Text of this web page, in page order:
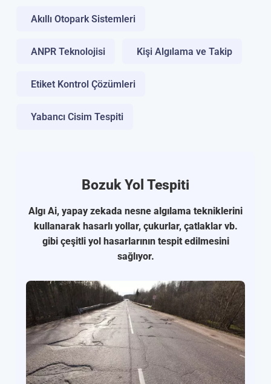
Akıllı Otopark Sistemleri
ANPR Teknolojisi Kişi Algılama ve Takip
Etiket Kontrol Çözümleri
Yabancı Cisim Tespiti
Bozuk Yol Tespiti
Algı Ai, yapay zekada nesne algılama tekniklerini
kullanarak hasarlı yollar, çukurlar, çatlaklar vb.
gibi çeşitli yol hasarlarının tespit edilmesini
sağlıyor.